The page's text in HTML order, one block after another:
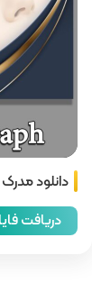
دانلود
دریافت